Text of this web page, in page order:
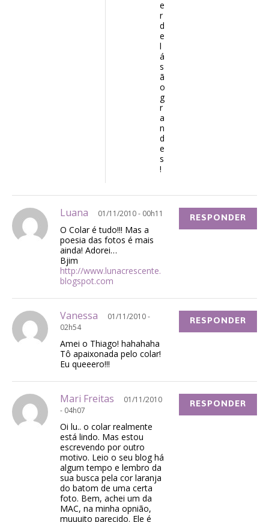
e
r
d
e
l
á
s
ã
o
g
r
a
n
d
e
s
!
Luana 01/11/2010 - 00h11
O Colar é tudo!!! Mas a
poesia das fotos é mais
ainda! Adorei…
Bjim
http://www.lunacrescente.
blogspot.com
RESPONDER
Vanessa
01/11/2010 -
02h54
Amei o Thiago! hahahaha
Tô apaixonada pelo colar!
Eu queeero!!!
RESPONDER
Mari Freitas
01/11/2010
- 04h07
Oi lu.. o colar realmente
está lindo. Mas estou
escrevendo por outro
motivo. Leio o seu blog há
algum tempo e lembro da
sua busca pela cor laranja
do batom de uma certa
foto. Bem, achei um da
MAC, na minha opnião,
muuuito parecido. Ele é
RESPONDER